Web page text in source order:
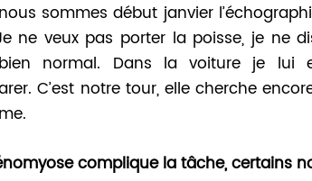
sommes début janvier
ne veux pas porter la poisse, je ne
normal. Dans la voiture je lui
C’est notre tour, elle cherche
complique la tâche, certains